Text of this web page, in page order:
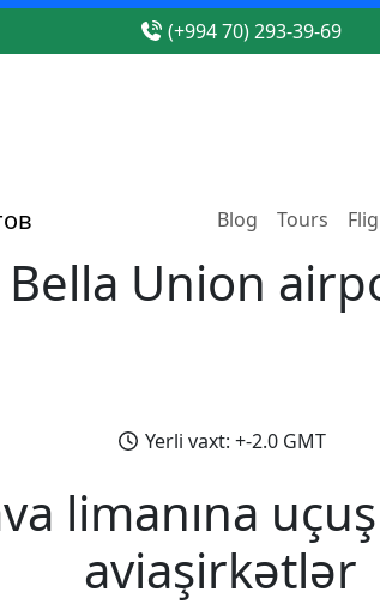
(+994 70) 293-39-69
Blog Tours
Bella Union
Yerli vaxt: +-2.0 GMT
limanına
aviaşirkətlər